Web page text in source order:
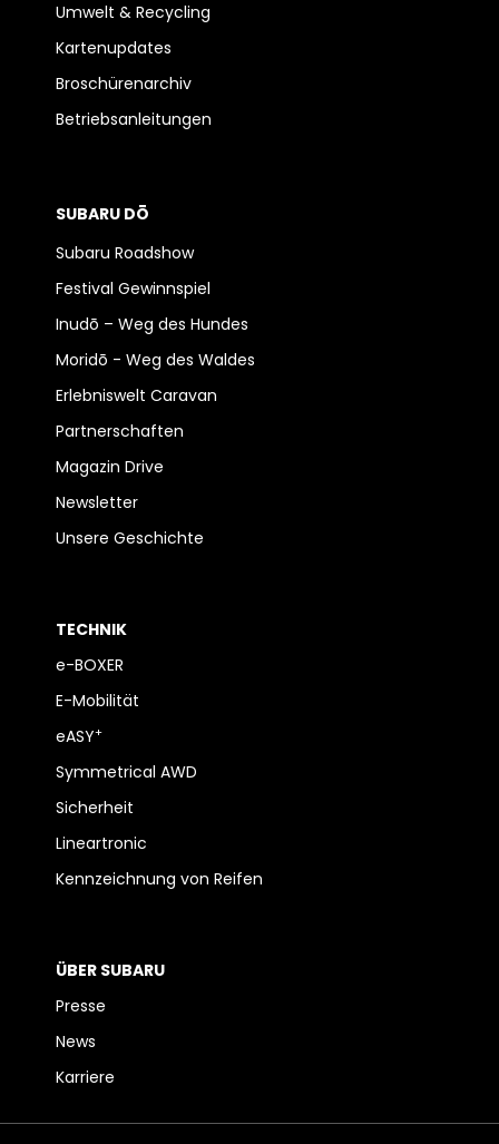
Umwelt & Recycling
Kartenupdates
Broschürenarchiv
Betriebsanleitungen
SUBARU DŌ
Subaru Roadshow
Festival Gewinnspiel
Inudō – Weg des Hundes
Moridō - Weg des Waldes
Erlebniswelt Caravan
Partnerschaften
Magazin Drive
Newsletter
Unsere Geschichte
TECHNIK
e-BOXER
E-Mobilität
eASY+
Symmetrical AWD
Sicherheit
Lineartronic
Kennzeichnung von Reifen
ÜBER SUBARU
Presse
News
Karriere